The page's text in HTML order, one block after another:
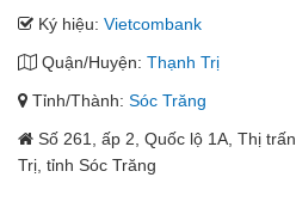
Ký hiệu: Vietcombank
Quận/Huyện: Thạnh Trị
Tỉnh/Thành: Sóc Trăng
Số 261, ấp 2, Quốc lộ 1A, Thị
Trị, tỉnh Sóc Trăng